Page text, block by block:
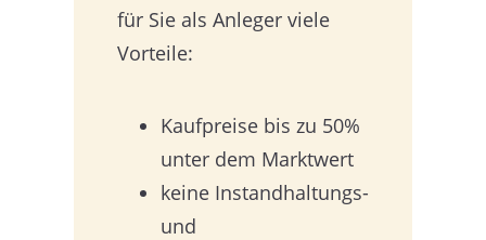
für Sie als Anleger viele
Vorteile:
Kaufpreise bis zu 50%
unter dem Marktwert
keine Instandhaltungs-
und